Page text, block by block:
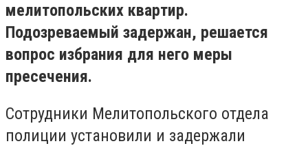
мелитопольских квартир.
Подозреваемый задержан, решается
вопрос избрания для него меры
пресечения.
Сотрудники Мелитопольского отдела
полиции установили и задержали